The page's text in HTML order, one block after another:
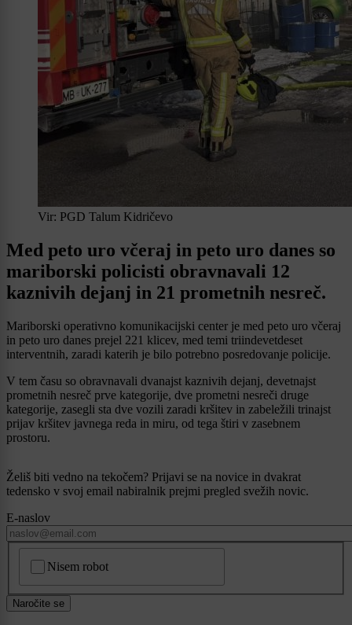
Vir: PGD Talum Kidričevo
Med peto uro včeraj in peto uro danes so
mariborski policisti obravnavali 12
kaznivih dejanj in 21 prometnih nesreč.
Mariborski operativno komunikacijski center je med peto uro včeraj
in peto uro danes prejel 221 klicev, med temi triindevetdeset
interventnih, zaradi katerih je bilo potrebno posredovanje policije.
V tem času so obravnavali dvanajst kaznivih dejanj, devetnajst
prometnih nesreč prve kategorije, dve prometni nesreči druge
kategorije, zasegli sta dve vozili zaradi kršitev in zabeležili trinajst
prijav kršitev javnega reda in miru, od tega štiri v zasebnem
prostoru.
Želiš biti vedno na tekočem? Prijavi se na novice in dvakrat
tedensko v svoj email nabiralnik prejmi pregled svežih novic.
E-naslov
Nisem robot
Naročite se